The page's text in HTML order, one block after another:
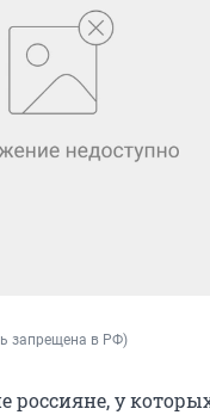
запрещена в РФ)
россияне, у